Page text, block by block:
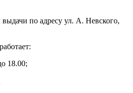
по адресу ул. А. Невского,
18.00;